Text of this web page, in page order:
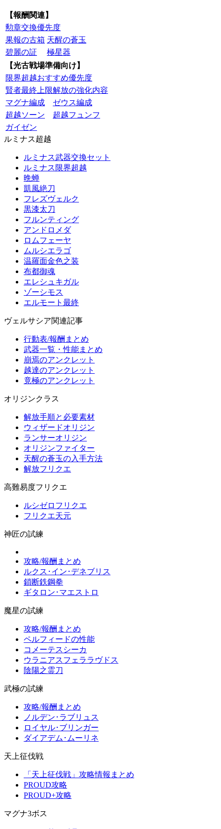
【報酬関連】
勲章交換優先度
果報の古箱 天醒の蒼玉
碧麗の証
極星器
【光古戦場準備向け】
限界超越おすすめ優先度
賢者最終上限解放の強化内容
マグナ編成
ゼウス編成
超越ソーン
超越フュンフ
ガイゼン
ルミナス超越
ルミナス武器交換セット
ルミナス限界超越
晩蝉
凱風絶刀
フレズヴェルク
黒漆太刀
フルンティング
アンドロメダ
ロムフェーヤ
ムルシエラゴ
温羅面金色之装
布都御魂
エレシュキガル
ゾーシモス
エルモート最終
ヴェルサシア関連記事
行動表/報酬まとめ
武器一覧・性能まとめ
崩焉のアンクレット
越達のアンクレット
竟極のアンクレット
オリジンクラス
解放手順と必要素材
ウィザードオリジン
ランサーオリジン
オリジンファイター
天醒の蒼玉の入手方法
解放フリクエ
高難易度フリクエ
ルシゼロフリクエ
フリクエ天元
神匠の試練
攻略/報酬まとめ
ルクス･イン･デネブリス
鎖断鉄鋼拳
ギタロン･マエストロ
魔星の試練
攻略/報酬まとめ
ペルフィードの性能
コメーテスシーカ
ウラニアスフェララヴドス
陰陽之霊刀
武極の試練
攻略/報酬まとめ
ノルデン･ラブリュス
ロイヤル･ブリンガー
ダイアデム･ムーリネ
天上征伐戦
「天上征伐戦」攻略情報まとめ
PROUD攻略
PROUD+攻略
マグナ3ボス